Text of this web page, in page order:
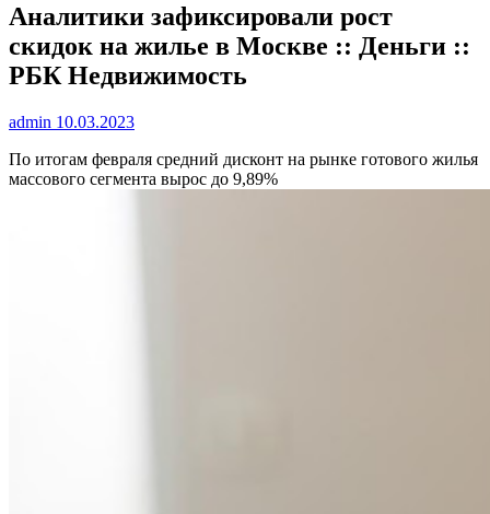
Аналитики зафиксировали рост
скидок на жилье в Москве :: Деньги ::
РБК Недвижимость
admin 10.03.2023
По итогам февраля средний дисконт на рынке готового жилья
массового сегмента вырос до 9,89%